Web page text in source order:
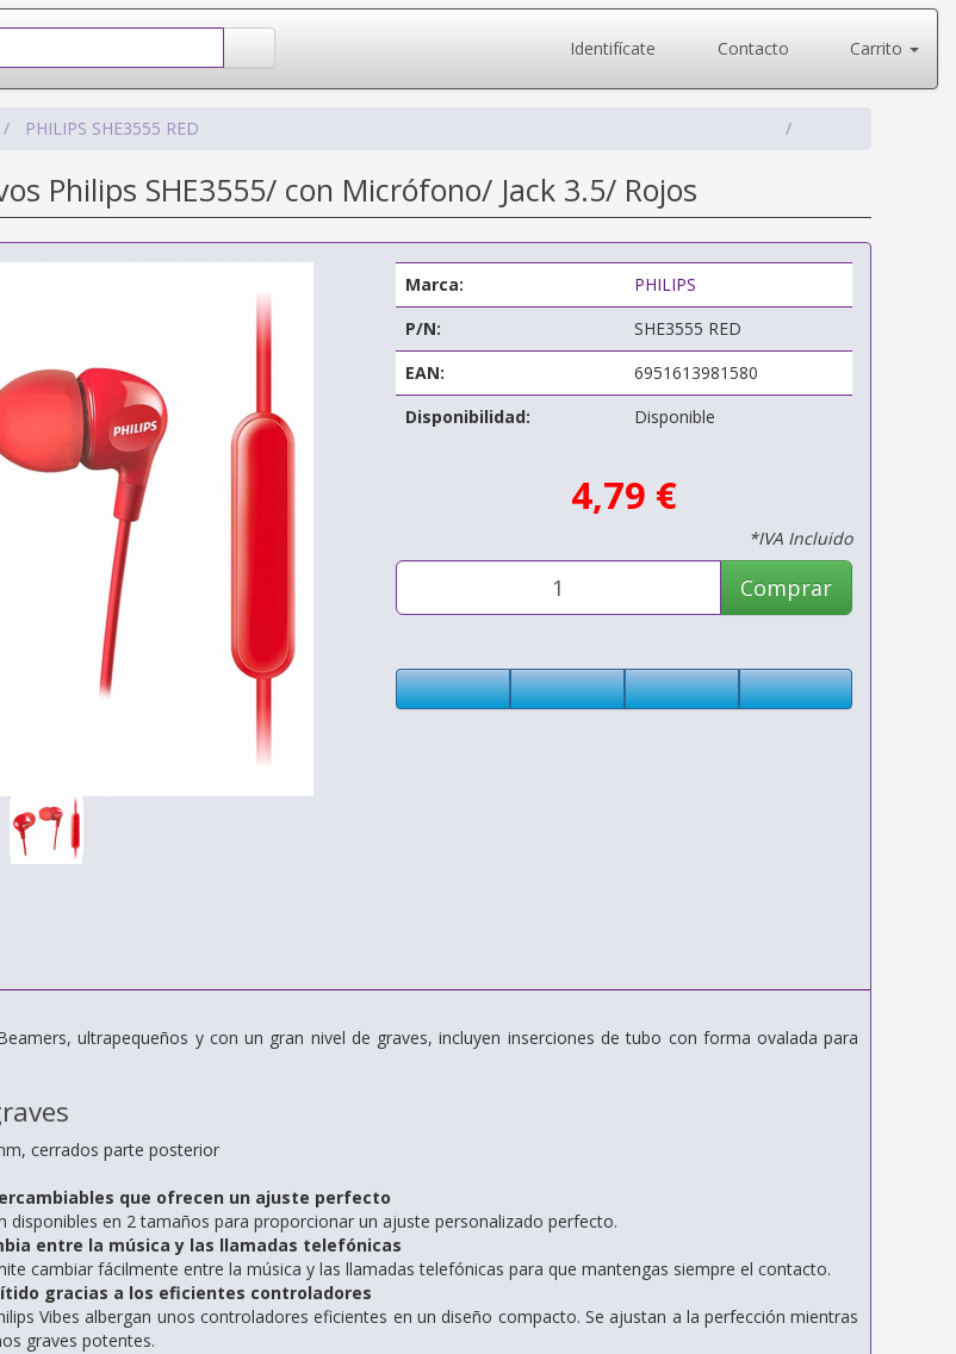
Identifícate Contacto Carrito
PHILIPS SHE3555 RED
Philips SHE3555/ con Micrófono/ Jack 3.5/ Rojos
Marca:
PHILIPS
P/N:
SHE3555 RED
EAN:
6951613981580
Disponibilidad:
Disponible
4,79 €
*IVA Incluido
Comprar
ultrapequeños y con un gran nivel de graves, incluyen inserciones de tubo con forma ovalada para
cerrados parte posterior
que ofrecen un ajuste perfecto
disponibles en 2 tamaños para proporcionar un ajuste personalizado perfecto.
entre la música y las llamadas telefónicas
cambiar fácilmente entre la música y las llamadas telefónicas para que mantengas siempre el contacto.
gracias a los eficientes controladores
Vibes albergan unos controladores eficientes en un diseño compacto. Se ajustan a la perfección mientras
graves potentes.